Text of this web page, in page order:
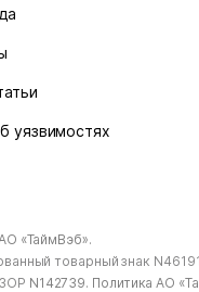
уязвимостях
АО «ТаймВэб».
товарный знак
N142739. Политика АО